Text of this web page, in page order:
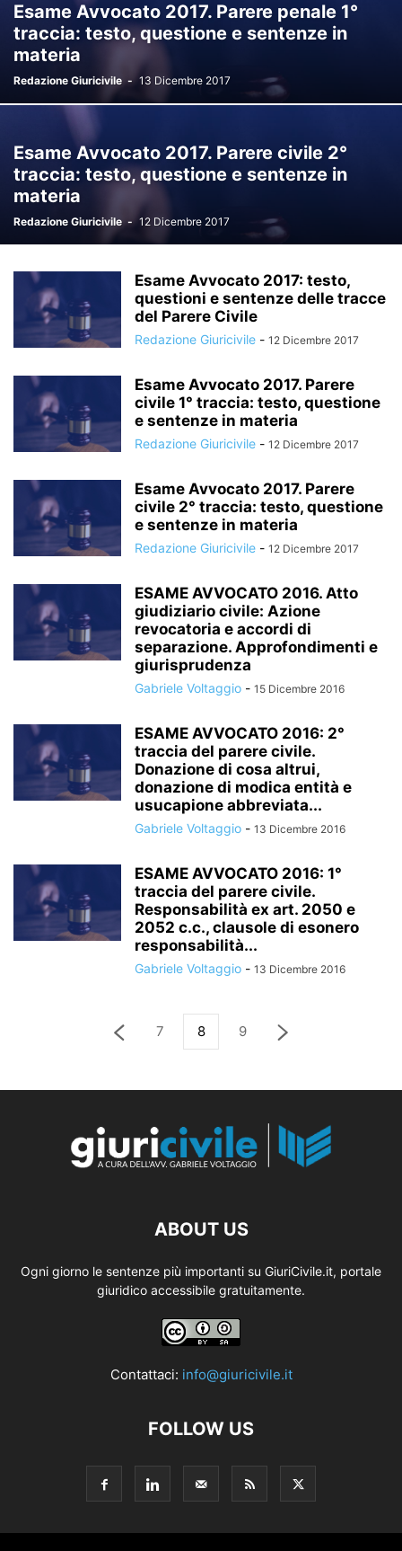
Esame Avvocato 2017. Parere penale 1°
traccia: testo, questione e sentenze in
materia
Redazione Giuricivile - 13 Dicembre 2017
Esame Avvocato 2017. Parere civile 2°
traccia: testo, questione e sentenze in
materia
Redazione Giuricivile - 12 Dicembre 2017
Esame Avvocato 2017: testo,
questioni e sentenze delle tracce
del Parere Civile
Redazione Giuricivile - 12 Dicembre 2017
Esame Avvocato 2017. Parere
civile 1° traccia: testo, questione
e sentenze in materia
Redazione Giuricivile - 12 Dicembre 2017
Esame Avvocato 2017. Parere
civile 2° traccia: testo, questione
e sentenze in materia
Redazione Giuricivile - 12 Dicembre 2017
ESAME AVVOCATO 2016. Atto
giudiziario civile: Azione
revocatoria e accordi di
separazione. Approfondimenti e
giurisprudenza
Gabriele Voltaggio - 15 Dicembre 2016
ESAME AVVOCATO 2016: 2°
traccia del parere civile.
Donazione di cosa altrui,
donazione di modica entità e
usucapione abbreviata...
Gabriele Voltaggio - 13 Dicembre 2016
ESAME AVVOCATO 2016: 1°
traccia del parere civile.
Responsabilità ex art. 2050 e
2052 c.c., clausole di esonero
responsabilità...
Gabriele Voltaggio - 13 Dicembre 2016
7 8 9
ABOUT US
Ogni giorno le sentenze più importanti su GiuriCivile.it, portale
giuridico accessibile gratuitamente.
Contattaci: info@giuricivile.it
FOLLOW US